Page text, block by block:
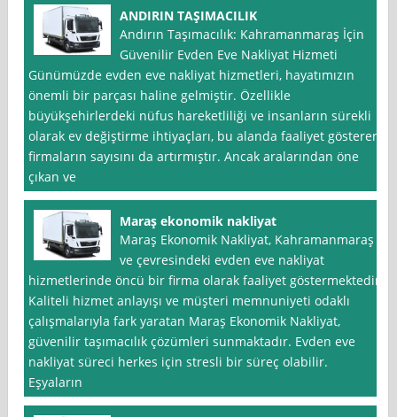
ANDIRIN TAŞIMACILIK
Andırın Taşımacılık: Kahramanmaraş İçin
Güvenilir Evden Eve Nakliyat Hizmeti
Günümüzde evden eve nakliyat hizmetleri, hayatımızın
önemli bir parçası haline gelmiştir. Özellikle
büyükşehirlerdeki nüfus hareketliliği ve insanların sürekli
olarak ev değiştirme ihtiyaçları, bu alanda faaliyet gösteren
firmaların sayısını da artırmıştır. Ancak aralarından öne
çıkan ve
Maraş ekonomik nakliyat
Maraş Ekonomik Nakliyat, Kahramanmaraş
ve çevresindeki evden eve nakliyat
hizmetlerinde öncü bir firma olarak faaliyet göstermektedir.
Kaliteli hizmet anlayışı ve müşteri memnuniyeti odaklı
çalışmalarıyla fark yaratan Maraş Ekonomik Nakliyat,
güvenilir taşımacılık çözümleri sunmaktadır. Evden eve
nakliyat süreci herkes için stresli bir süreç olabilir.
Eşyaların